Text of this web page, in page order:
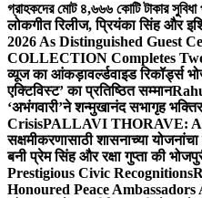
গ্রাহকদের মোট ৪,৬৬৬ কোটি টাকার
लोकगीत रिलीज, प्रियंका सिंह और
2026 As Distinguished Guest
COLLECTION Completes
व्यूज का आंकड़ावर्ल्डवाइड रिकॉर्ड्स
एक्टिविस्ट’ का प्रतिष्ठित सम्मान
‘अभंगवारी’ने शन्मुखानंद सभागृह
CrisisPALLAVI THORAVE: A
सक्षमीकरणासाठी शासनाच्या
बनी प्रेम सिंह और रक्षा गुप्ता की
Prestigious Civic Recognitions
Honoured Peace